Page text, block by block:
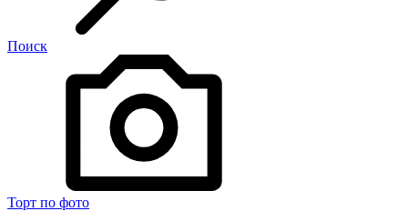
Поиск
Торт по фото